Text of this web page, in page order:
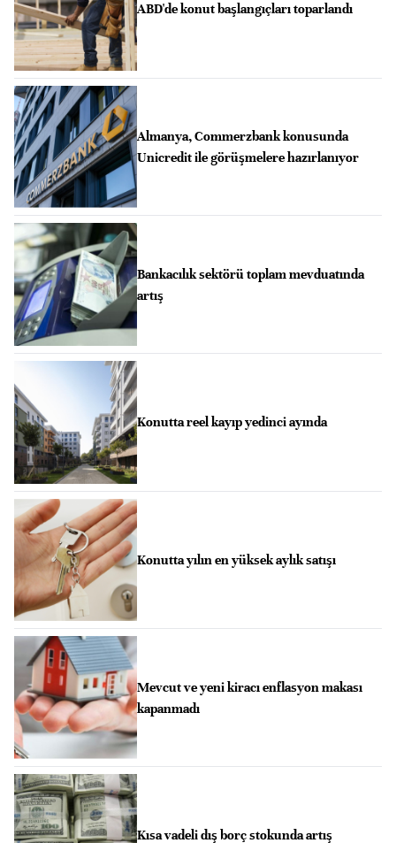
ABD'de konut başlangıçları toparlandı
Almanya, Commerzbank konusunda
Unicredit ile görüşmelere hazırlanıyor
Bankacılık sektörü toplam mevduatında
artış
Konutta reel kayıp yedinci ayında
Konutta yılın en yüksek aylık satışı
Mevcut ve yeni kiracı enflasyon makası
kapanmadı
Kısa vadeli dış borç stokunda artış